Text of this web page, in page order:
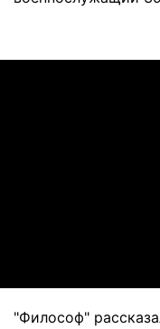
"Философ"